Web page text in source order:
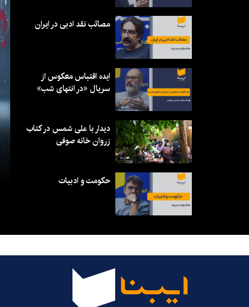
مصائب نقد ادبی در ایران
ایده اقتباس معکوس از
سریال «در انتهای شب»
دیدار با علی شمس در کتاب
زروان خانه صوفی
حکومت و ادبیات